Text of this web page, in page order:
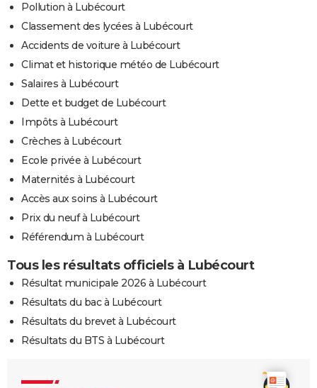
Pollution à Lubécourt
Classement des lycées à Lubécourt
Accidents de voiture à Lubécourt
Climat et historique météo de Lubécourt
Salaires à Lubécourt
Dette et budget de Lubécourt
Impôts à Lubécourt
Crèches à Lubécourt
Ecole privée à Lubécourt
Maternités à Lubécourt
Accès aux soins à Lubécourt
Prix du neuf à Lubécourt
Référendum à Lubécourt
Tous les résultats officiels à Lubécourt
Résultat municipale 2026 à Lubécourt
Résultats du bac à Lubécourt
Résultats du brevet à Lubécourt
Résultats du BTS à Lubécourt